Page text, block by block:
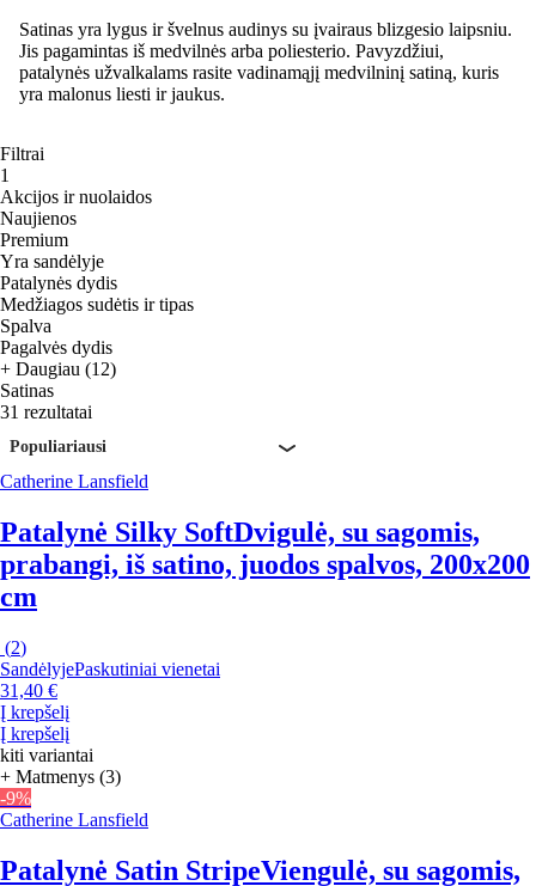
Satinas yra lygus ir švelnus audinys su įvairaus blizgesio laipsniu.
Jis pagamintas iš medvilnės arba poliesterio. Pavyzdžiui,
patalynės užvalkalams rasite vadinamąjį medvilninį satiną, kuris
yra malonus liesti ir jaukus.
Filtrai
1
Akcijos ir nuolaidos
Naujienos
Premium
Yra sandėlyje
Patalynės dydis
Medžiagos sudėtis ir tipas
Spalva
Pagalvės dydis
+ Daugiau (12)
Satinas
31 rezultatai
Populiariausi
Catherine Lansfield
Patalynė Silky SoftDvigulė, su sagomis,
prabangi, iš satino, juodos spalvos, 200x200
cm
(2)
SandėlyjePaskutiniai vienetai
31,40 €
Į krepšelį
Į krepšelį
kiti variantai
+ Matmenys (3)
-9%
Catherine Lansfield
Patalynė Satin StripeViengulė, su sagomis,